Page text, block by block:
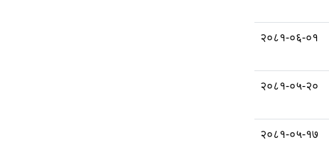
२०८१-०६-०१
२०८१-०५-२०
२०८१-०५-१७